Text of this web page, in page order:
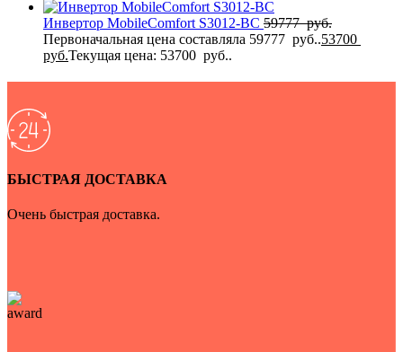
Инвертор MobileComfort S3012-BC 59777руб.
Первоначальная цена составляла 59777 руб..53700
руб.Текущая цена: 53700 руб..
БЫСТРАЯ ДОСТАВКА
Очень быстрая доставка.